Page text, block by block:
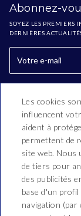
Abonnez-
SOYEZ LES PREMIERS
DERNIÈRES
Les cookies
influencent
aident à
permettent de
site web. Nous
de tiers pour
des publicités
base d'un
navigation (par